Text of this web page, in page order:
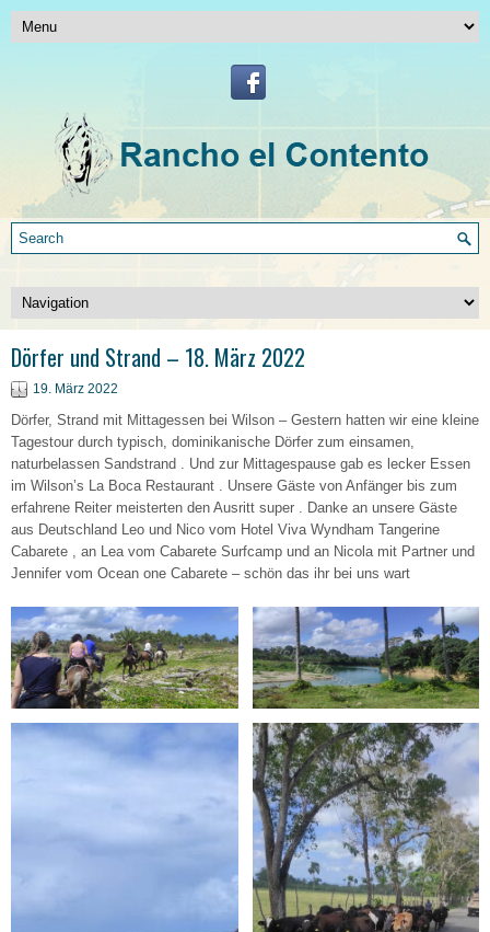
Dörfer und Strand – 18. März 2022
19. März 2022
Dörfer, Strand mit Mittagessen bei Wilson – Gestern hatten wir eine kleine
Tagestour durch typisch, dominikanische Dörfer zum einsamen,
naturbelassen Sandstrand . Und zur Mittagespause gab es lecker Essen
im Wilson’s La Boca Restaurant . Unsere Gäste von Anfänger bis zum
erfahrene Reiter meisterten den Ausritt super . Danke an unsere Gäste
aus Deutschland Leo und Nico vom Hotel Viva Wyndham Tangerine
Cabarete , an Lea vom Cabarete Surfcamp und an Nicola mit Partner und
Jennifer vom Ocean one Cabarete – schön das ihr bei uns wart